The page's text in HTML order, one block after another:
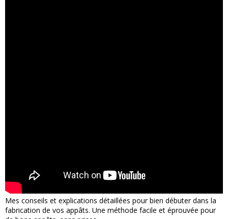
Mes conseils et explications détaillées pour bien débuter dans la
fabrication de vos appâts. Une méthode facile et éprouvée pour